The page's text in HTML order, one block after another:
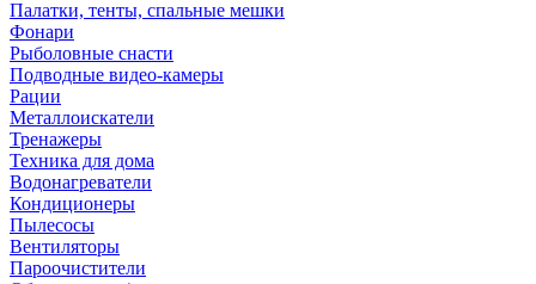
Палатки, тенты, спальные мешки
Фонари
Рыболовные снасти
Подводные видео-камеры
Рации
Металлоискатели
Тренажеры
Техника для дома
Водонагреватели
Кондиционеры
Пылесосы
Вентиляторы
Пароочистители